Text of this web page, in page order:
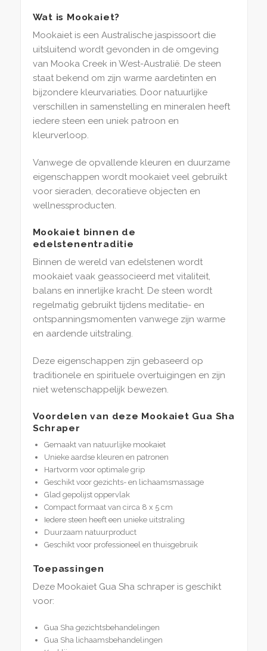
Wat is Mookaiet?
Mookaiet is een Australische jaspissoort die
uitsluitend wordt gevonden in de omgeving
van Mooka Creek in West-Australië. De steen
staat bekend om zijn warme aardetinten en
bijzondere kleurvariaties. Door natuurlijke
verschillen in samenstelling en mineralen heeft
iedere steen een uniek patroon en
kleurverloop.
Vanwege de opvallende kleuren en duurzame
eigenschappen wordt mookaiet veel gebruikt
voor sieraden, decoratieve objecten en
wellnessproducten.
Mookaiet binnen de
edelstenentraditie
Binnen de wereld van edelstenen wordt
mookaiet vaak geassocieerd met vitaliteit,
balans en innerlijke kracht. De steen wordt
regelmatig gebruikt tijdens meditatie- en
ontspanningsmomenten vanwege zijn warme
en aardende uitstraling.
Deze eigenschappen zijn gebaseerd op
traditionele en spirituele overtuigingen en zijn
niet wetenschappelijk bewezen.
Voordelen van deze Mookaiet Gua Sha
Schraper
Gemaakt van natuurlijke mookaiet
Unieke aardse kleuren en patronen
Hartvorm voor optimale grip
Geschikt voor gezichts- en lichaamsmassage
Glad gepolijst oppervlak
Compact formaat van circa 8 x 5 cm
Iedere steen heeft een unieke uitstraling
Duurzaam natuurproduct
Geschikt voor professioneel en thuisgebruik
Toepassingen
Deze Mookaiet Gua Sha schraper is geschikt
voor:
Gua Sha gezichtsbehandelingen
Gua Sha lichaamsbehandelingen